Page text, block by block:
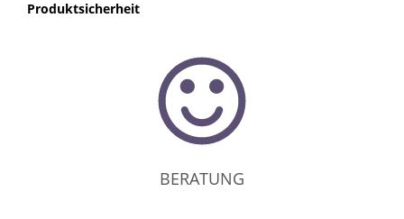
Produktsicherheit
BERATUNG